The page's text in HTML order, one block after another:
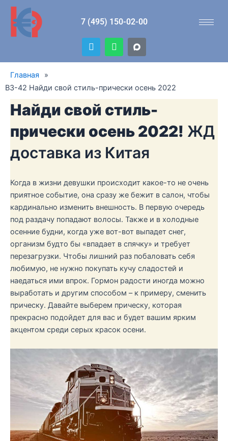
Перейти
содержимому
7 (495) 150-02-00
T
e
l
r
a
m
W
h
a
a
p
p
Главная
»
B3-42 Найди свой стиль-прически осень 2022
Найди свой стиль-
прически осень 2022! ЖД
доставка из Китая
Когда в жизни девушки происходит какое-то не очень
приятное событие, она сразу же бежит в салон, чтобы
кардинально изменить внешность. В первую очередь
под раздачу попадают волосы. Также и в холодные
осенние будни, когда уже вот-вот выпадет снег,
организм будто бы «впадает в спячку» и требует
перезагрузки. Чтобы лишний раз побаловать себя
любимую, не нужно покупать кучу сладостей и
наедаться ими впрок. Гормон радости иногда можно
выработать и другим способом – к примеру, сменить
прическу. Давайте выберем прическу, которая
прекрасно подойдет для вас и будет вашим ярким
акцентом среди серых красок осени.